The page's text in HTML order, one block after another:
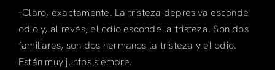
–Claro, exactamente. La tristeza depresiva esconde
odio y, al revés, el odio esconde la tristeza. Son dos
familiares, son dos hermanos la tristeza y el odio.
Están muy juntos siempre.